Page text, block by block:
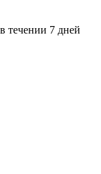
течении 7 дней